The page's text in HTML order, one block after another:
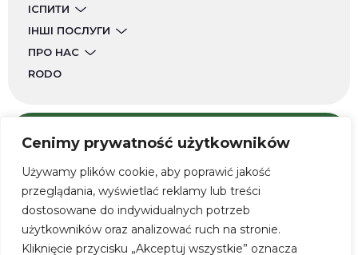
Cenimy prywatność użytkowników
Używamy plików cookie, aby poprawić jakość
przeglądania, wyświetlać reklamy lub treści
dostosowane do indywidualnych potrzeb
użytkowników oraz analizować ruch na stronie.
Kliknięcie przycisku „Akceptuj wszystkie” oznacza
ІСПИТИ
ІНШІ ПОСЛУГИ
ПРО НАС
RODO